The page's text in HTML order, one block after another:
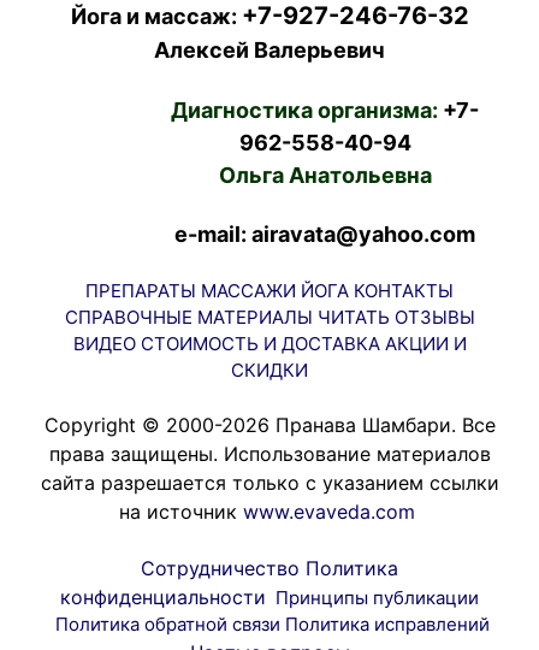
Йога и массаж: +7-927-246-76-32
Алексей Валерьевич
Диагностика организма: +7-
962-558-40-94
Ольга Анатольевна
e-mail: airavata@yahoo.com
ПРЕПАРАТЫ МАССАЖИ ЙОГА КОНТАКТЫ
СПРАВОЧНЫЕ МАТЕРИАЛЫ ЧИТАТЬ ОТЗЫВЫ
ВИДЕО СТОИМОСТЬ И ДОСТАВКА АКЦИИ И
СКИДКИ
Copyright © 2000-2026 Пранава Шамбари. Все
права защищены. Использование материалов
сайта разрешается только с указанием ссылки
на источник www.evaveda.com
Сотрудничество Политика
конфиденциальности Принципы публикации
Политика обратной связи Политика исправлений